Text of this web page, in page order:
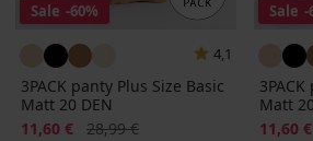
Sale -60%
4,1
3PACK panty Plus Size Basic
Matt 20 DEN
Korting
11,60 € Oorspronkelijke prijs
28,99 €
Sale -
Matt
Korting
11,60 €